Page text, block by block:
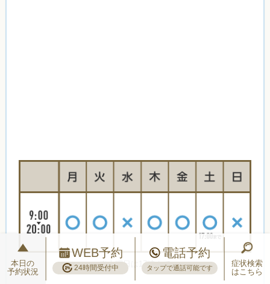
※土曜日は17時まで
本日の
予約状況
WEB予約
24時間受付中
電話予約
タップで通話可能です
症状検索
はこちら